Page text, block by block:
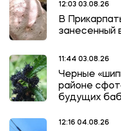
12:03 03.08.26
В
занесенный
11:44 03.08.26
Черные
районе
будущих
12:16 04.08.26